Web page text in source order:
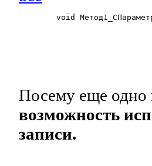
Посему еще
возможность
записи.